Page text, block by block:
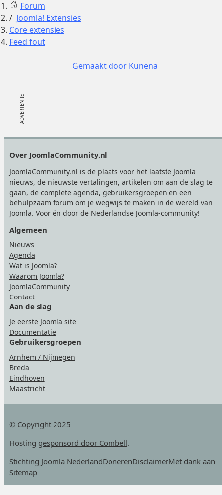
Forum
Joomla! Extensies
Core extensies
Feed fout
Gemaakt door Kunena
Over JoomlaCommunity.nl
JoomlaCommunity.nl is de plaats voor het laatste Joomla
nieuws, de nieuwste vertalingen, artikelen om aan de slag te
gaan, de complete agenda, gebruikersgroepen en een
behulpzaam forum om je wegwijs te maken in de wereld van
Joomla. Voor én door de Nederlandse Joomla-community!
Algemeen
Nieuws
Agenda
Wat is Joomla?
Waarom Joomla?
JoomlaCommunity
Contact
Aan de slag
Je eerste Joomla site
Documentatie
Gebruikersgroepen
Arnhem / Nijmegen
Breda
Eindhoven
Maastricht
© Copyright 2025
Hosting gesponsord door Combell.
Stichting Joomla NederlandDonerenDisclaimerMet dank aan
Sitemap